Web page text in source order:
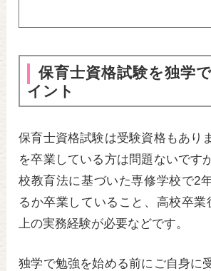
保育士資格試験を独学
イント
保育士資格試験は受験資格もあり
を卒業している方は問題ないです
校教育法に基づいた専修学校で2
るか卒業していること、高校卒業
上の実務経験が必要などです。
独学で勉強を始める前にご自身に